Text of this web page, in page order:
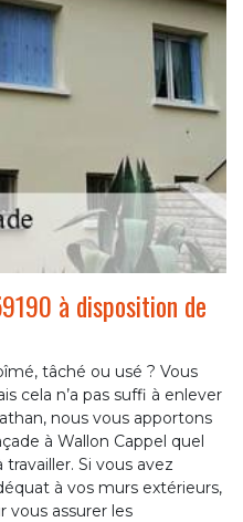
à disposition de
tâché ou usé ? Vous
cela n’a pas suffi à enlever
nous vous apportons
à Wallon Cappel quel
Si vous avez
à vos murs extérieurs,
vous assurer les